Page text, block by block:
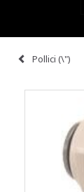
Pollici (\")